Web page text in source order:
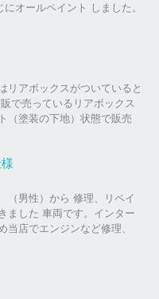
オールペイント しました。
リアボックスがついていると
で売っているリアボックス
（塗装の下地）状態で販売
男性）から 修理、リペイ
ました 車両です。インター
店でエンジンなど修理、